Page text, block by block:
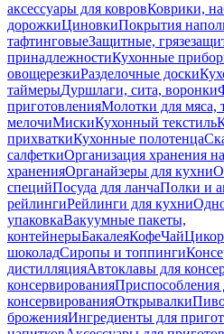
аксессуары для ковровКоврики,
дорожкиЦиновкиПокрытия
тафтинговыеЗащитные,
принадлежностиКухонные
овощерезкиРазделочные доски
таймерыДуршлаги, сита, воронки
приготовленияМолотки для мяса,
мелочиМискиКухонный текстиль
прихваткиКухонные полотенца
салфеткиОрганизация хранения
храненияОрганайзеры для кухни
специйПосуда для ланчаПолки и
рейлингиРейлинги для кухни
упаковкаВакуумные пакеты,
контейнерыБакалеяКофеЧай
шоколадСиропы и топпинги
дистилляцияАвтоклавы для
консервированияПриспособления
консервированияОткрывалки
броженияИнгредиенты для